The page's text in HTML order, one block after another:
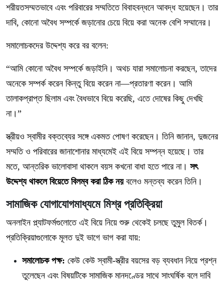
শরীয়তসম্মতভাবে এবং পরিবারের সম্মতিতে বিবাহবন্ধনে আবদ্ধ হয়েছেন। তার
দাবি, কোনো অবৈধ সম্পর্কে জড়ানোর চেয়ে বিয়ে করা অনেক বেশি সম্মানের।
সমালোচকদের উদ্দেশ্য করে বর বলেন:
“আমি কোনো অবৈধ সম্পর্কে জড়াইনি। অথচ যারা সমালোচনা করছেন, তাদের
অনেকে সম্পর্ক করেন কিন্তু বিয়ে করেন না—প্রতারণা করেন। আমি
তালাকপ্রাপ্ত ছিলাম এবং বৈধভাবে বিয়ে করেছি, এতে দোষের কিছু দেখছি
না।”
স্ত্রীয়ও স্বামীর বক্তব্যের সঙ্গে একমত পোষণ করেছেন। তিনি জানান, দুজনের
সম্মতি ও পরিবারের জানাশোনার মাধ্যমেই এই বিয়ে সম্পন্ন হয়েছে। তার
মতে, আন্তরিক ভালোবাসা থাকলে বয়স কখনো বাধা হতে পারে না। সৎ
উদ্দেশ্য থাকলে বিয়েতে বিলম্ব করা ঠিক নয়বলেও মন্তব্য করেন তিনি।
সামাজিক যোগাযোগমাধ্যমে মিশ্র প্রতিক্রিয়া
অনলাইন প্ল্যাটফর্মগুলোতে এই বিয়ে নিয়ে শুরু থেকেই চলছে তুমুল বিতর্ক।
প্রতিক্রিয়াগুলোকে মূলত দুই ভাগে ভাগ করা যায়:
সমালোচক পক্ষ: কেউ কেউ স্বামী-স্ত্রীর বয়সের বড় ব্যবধান নিয়ে প্রশ্ন
তুলেছেন এবং বিষয়টিকে সামাজিক মানদণ্ডের সাথে সাংঘর্ষিক বলে দাবি